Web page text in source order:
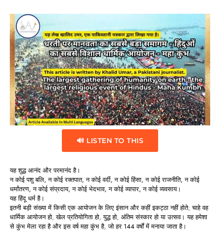
🔊 LISTEN TO THIS
यह शुद्ध आनंद और परमानंद है।
नकोईपशुबलि,नकोईरक्तपात,नकोईवर्दी,नकोईहिंसा,नकोईराजनीति,नकोई
धर्मांतरण,नकोईसंप्रदाय,नकोईभेदभाव,नकोईव्यापार,नकोईव्यवसाय।
यहहिंदू धर्महै।
इतनी बड़ी संख्या में किसी एक आयोजन के लिए इंसान और कहीं इकट्ठा नहीं होते; चाहे वह
धार्मिक आयोजन हो, खेल प्रतियोगिता हो, युद्ध हो, अंतिम संस्कार हो या उत्सव। यह हमेशा
सेकुंभमेलारहा है और इस वर्षमहाकुंभहै, जो हर 144वर्षोंमें मनाया जाता है।